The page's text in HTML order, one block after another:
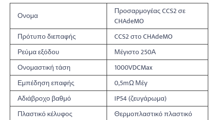
Ονομα
Προσαρμογέας CCS2 σε
CHAdeMO
Πρότυπο διεπαφής
CCS2 στο CHAdeMO
Ρεύμα εξόδου
Μέγιστο 250Α
Ονομαστική τάση
1000VDCMax
Εμπέδηση επαφής
0,5mΩ Μέγ
Αδιάβροχο βαθμό
IP54 (ζευγάρωμα)
Πλαστικό κέλυφος
Θερμοπλαστικό πλαστικό